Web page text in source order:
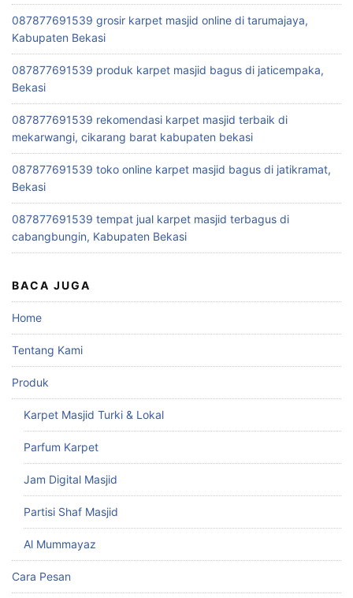
087877691539 grosir karpet masjid online di tarumajaya,
Kabupaten Bekasi
087877691539 produk karpet masjid bagus di jaticempaka,
Bekasi
087877691539 rekomendasi karpet masjid terbaik di
mekarwangi, cikarang barat kabupaten bekasi
087877691539 toko online karpet masjid bagus di jatikramat,
Bekasi
087877691539 tempat jual karpet masjid terbagus di
cabangbungin, Kabupaten Bekasi
BACA JUGA
Home
Tentang Kami
Produk
Karpet Masjid Turki & Lokal
Parfum Karpet
Jam Digital Masjid
Partisi Shaf Masjid
Al Mummayaz
Cara Pesan